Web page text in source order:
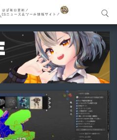
サイト内検索